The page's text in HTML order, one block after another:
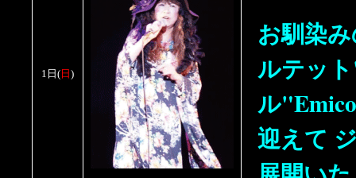
1日 ( 日 )
お馴染
ルテッ
ル
迎えて